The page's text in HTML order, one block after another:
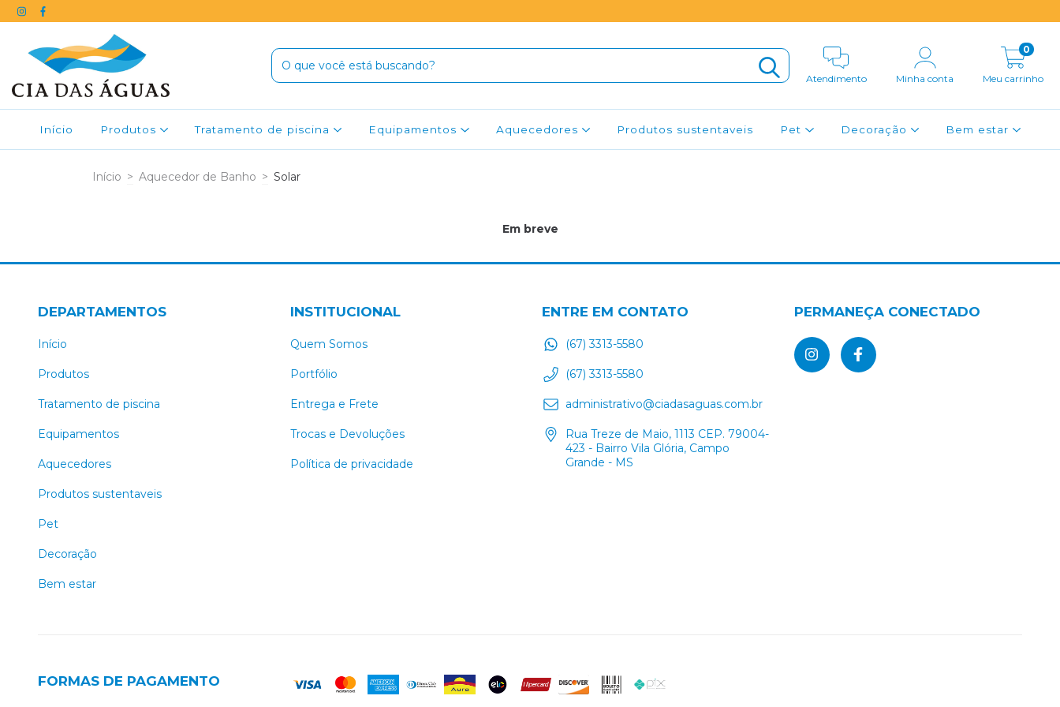
Atendimento Minha conta Meu carrinho
0
Início Produtos Tratamento de piscina Equipamentos Aquecedores Produtos sustentaveis Pet Decoração Bem estar
Início > Aquecedor de Banho > Solar
Em breve
DEPARTAMENTOS
Início
Produtos
Tratamento de piscina
Equipamentos
Aquecedores
Produtos sustentaveis
Pet
Decoração
Bem estar
INSTITUCIONAL
Quem Somos
Portfólio
Entrega e Frete
Trocas e Devoluções
Política de privacidade
ENTRE EM CONTATO
(67) 3313-5580
(67) 3313-5580
administrativo@ciadasaguas.com.br
Rua Treze de Maio, 1113 CEP. 79004-
423 - Bairro Vila Glória, Campo
Grande - MS
PERMANEÇA CONECTADO
FORMAS DE PAGAMENTO